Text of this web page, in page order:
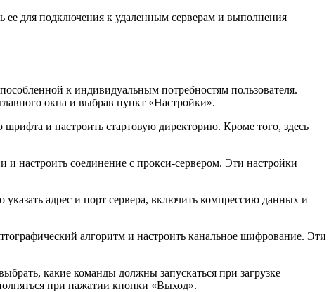
ее для подключения к удаленным серверам и выполнения
к индивидуальным потребностям пользователя.
окна и выбрав пункт «Настройки».
и настроить стартовую директорию. Кроме того, здесь
настроить соединение с прокси-сервером. Эти настройки
адрес и порт сервера, включить компрессию данных и
алгоритм и настроить канальное шифрование. Эти
какие команды должны запускаться при загрузке
при нажатии кнопки «Выход».